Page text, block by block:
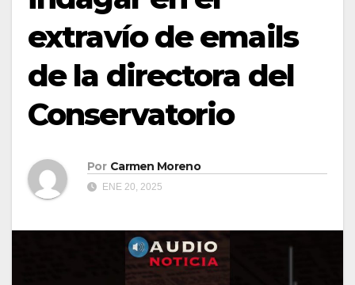
extravío de emails
de la directora del
Conservatorio
Por Carmen Moreno
ENE 20, 2025